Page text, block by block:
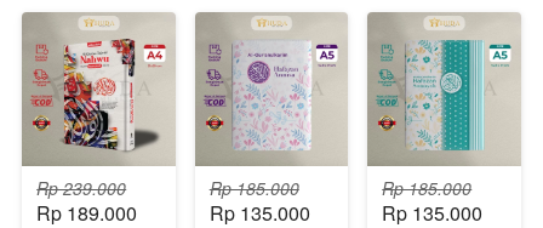
Rp 239.000
Rp 189.000
Rp 185.000
Rp 135.000
Rp 185.000
Rp 135.000